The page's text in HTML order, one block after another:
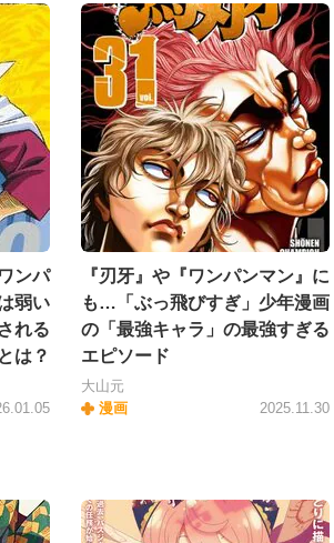
ンパ
弱い
れる
は？
『刃牙』や『ワンパンマン』に
も…「ぶっ飛びすぎ」少年漫画
の「最強キャラ」の最強すぎる
エピソード
大山元
漫画
2025.11.30